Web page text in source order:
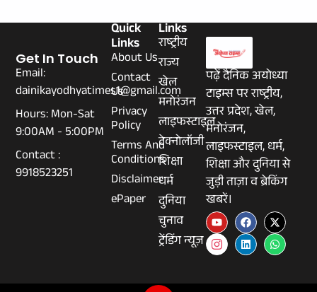
पढ़ें दैनिक अयोध्या
टाइम्स पर राष्ट्रीय,
उत्तर प्रदेश, खेल,
मनोरंजन,
लाइफस्टाइल, धर्म,
शिक्षा और दुनिया से
जुड़ी ताज़ा व ब्रेकिंग
खबरें।
Links
राष्ट्रीय
राज्य
खेल
मनोरंजन
लाइफस्टाइल
टेक्नोलॉजी
शिक्षा
धर्म
दुनिया
चुनाव
ट्रेंडिंग न्यूज़
Quick
Links
About Us
Contact
Us
Privacy
Policy
Terms And
Conditions
Disclaimer
ePaper
Get In Touch
Email:
dainikayodhyatimes1@gmail.com
Hours: Mon-Sat
9:00AM - 5:00PM
Contact :
9918523251